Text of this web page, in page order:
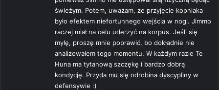
świeżym. Potem, uważam, że przyjęcie kopniaka
było efektem niefortunnego wejścia w nogi. Jimmo
raczej miał na celu uderzyć na korpus. Jeśli się
mylę, proszę mnie poprawić, bo dokładnie nie
analizowałem tego momentu. W każdym razie Te
Huna ma tytanową szczękę i bardzo dobrą
kondycję. Przyda mu się odrobina dyscypliny w
defensywie :)